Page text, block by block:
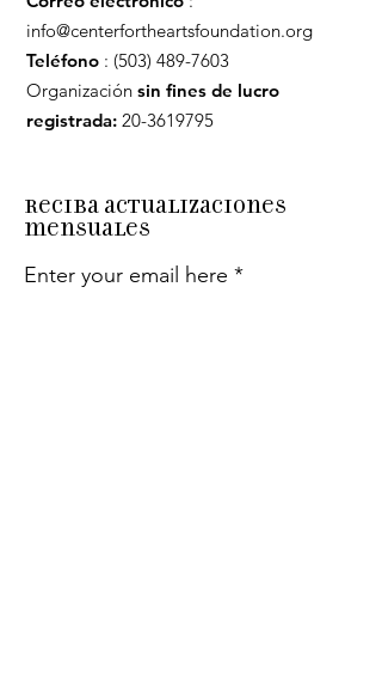
info@centerfortheartsfoundation.org
Teléfono : (503) 489-7603
Organización sin fines de lucro
registrada: 20-3619795
Reciba actualizaciones
mensuales
Enter your email here